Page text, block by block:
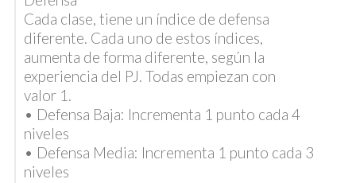
Cada clase, tiene un índice de defensa
diferente. Cada uno de estos índices,
aumenta de forma diferente, según la
experiencia del PJ. Todas empiezan con
valor 1.
• Defensa Baja: Incrementa 1 punto cada 4
niveles
• Defensa Media: Incrementa 1 punto cada 3
niveles